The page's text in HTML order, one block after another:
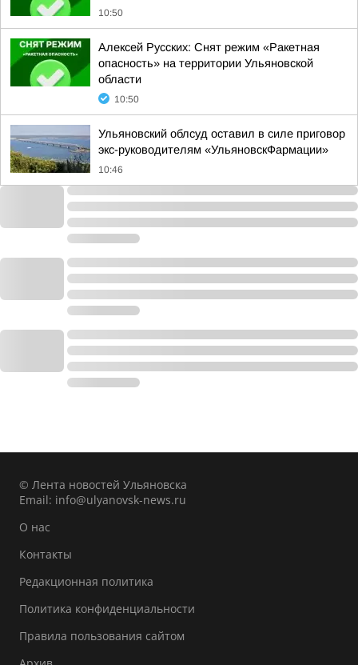
10:50
Алексей Русских: Снят режим «Ракетная
опасность» на территории Ульяновской
области
10:50
Ульяновский облсуд оставил в силе приговор
экс-руководителям «УльяновскФармации»
10:46
© Лента новостей Ульяновска
Email: info@ulyanovsk-news.ru
О нас
Контакты
Редакционная политика
Политика конфиденциальности
Правила пользования сайтом